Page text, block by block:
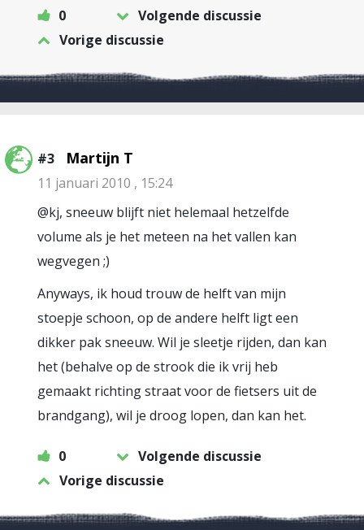
0
Volgende discussie
Vorige discussie
#3 Martijn T
11 januari 2010 , 15:24
@kj, sneeuw blijft niet helemaal hetzelfde
volume als je het meteen na het vallen kan
wegvegen ;)
Anyways, ik houd trouw de helft van mijn
stoepje schoon, op de andere helft ligt een
dikker pak sneeuw. Wil je sleetje rijden, dan kan
het (behalve op de strook die ik vrij heb
gemaakt richting straat voor de fietsers uit de
brandgang), wil je droog lopen, dan kan het.
0
Volgende discussie
Vorige discussie